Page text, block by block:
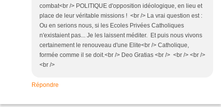
combat<br /> POLITIQUE d'opposition idéologique, en lieu et
place de leur véritable missions ! <br /> La vrai question est :
Ou en serions nous, si les Ecoles Privées Catholiques
n'existaient pas... Je les laissent méditer. Et puis nous vivons
certainement le renouveau d'une Elite<br /> Catholique,
formée comme il se doit.<br /> Deo Gratias <br /> <br /> <br />
<br />
Répondre